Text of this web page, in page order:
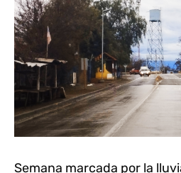
Semana marcada por la